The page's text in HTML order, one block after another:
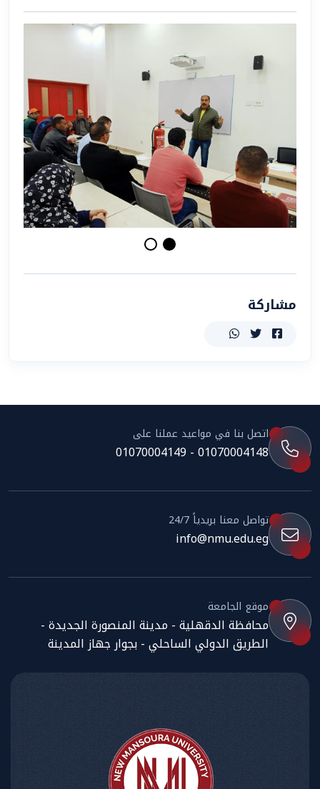
مشاركة
اتصل بنا في مواعيد عملنا على
01070004148 - 01070004149
تواصل معنا بريدياً 24/7
info@nmu.edu.eg
موقع الجامعة
محافظة الدقهلية - مدينة المنصورة الجديدة -
الطريق الدولي الساحلي - بجوار جهاز المدينة